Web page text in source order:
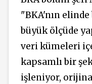
"BKA'nın
büyük ölçüde
veri kümeleri
kapsamlı bir
işleniyor,